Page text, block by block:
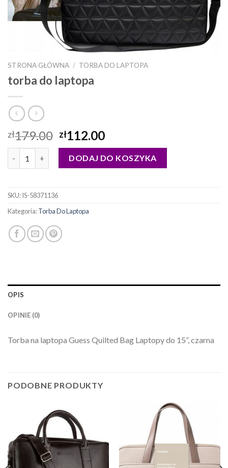
STRONA GŁÓWNA / TORBA DO LAPTOPA
torba do laptopa
zł179.00 zł112.00
ilość torba do laptopaDODAJ DO KOSZYKA
SKU:IS-58371136
Kategoria:Torba Do Laptopa
OPIS
OPINIE (0)
Torba na laptopa Guess Quilted Bag Laptopy do 15”, czarna
PODOBNE PRODUKTY